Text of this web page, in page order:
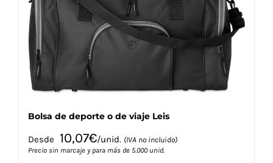
elegir
en
Bolsa de deporte o de viaje Leis
Desde 10,07€/unid. (IVA no incluido)
Precio sin marcaje y para más de 5.000 unid.